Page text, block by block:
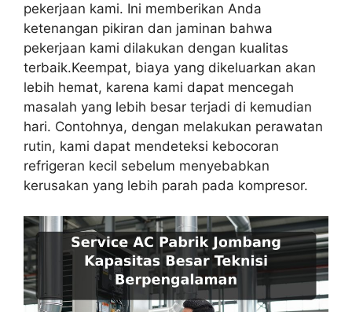
pekerjaan kami. Ini memberikan Anda
ketenangan pikiran dan jaminan bahwa
pekerjaan kami dilakukan dengan kualitas
terbaik.Keempat, biaya yang dikeluarkan akan
lebih hemat, karena kami dapat mencegah
masalah yang lebih besar terjadi di kemudian
hari. Contohnya, dengan melakukan perawatan
rutin, kami dapat mendeteksi kebocoran
refrigeran kecil sebelum menyebabkan
kerusakan yang lebih parah pada kompresor.